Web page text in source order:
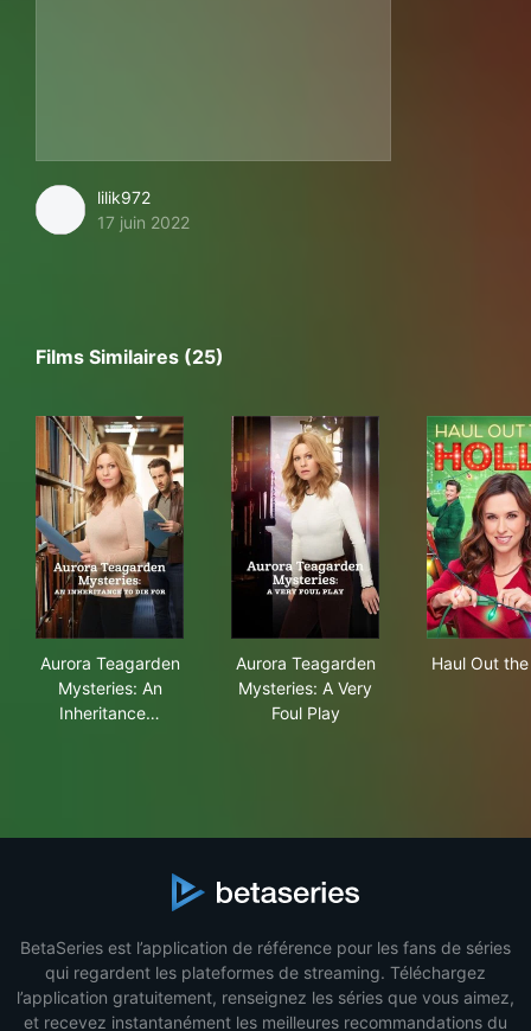
lilik972
17 juin 2022
Films Similaires (25)
Aurora Teagarden
Mysteries: An
Inheritance…
Aurora Teagarden
Mysteries: A Very
Foul Play
Haul Out
BetaSeries est l’application de référence pour les fans de séries
qui regardent les plateformes de streaming. Téléchargez
l’application gratuitement, renseignez les séries que vous aimez,
et recevez instantanément les meilleures recommandations du